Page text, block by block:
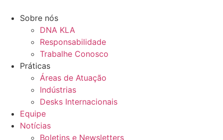
para
conteúdo
Sobre nós
DNA KLA
Responsabilidade
Trabalhe Conosco
Práticas
Áreas de Atuação
Indústrias
Desks Internacionais
Equipe
Notícias
Boletins e Newsletters